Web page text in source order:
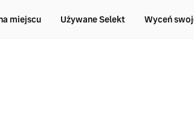
miejscu Używane Selekt Wyceń